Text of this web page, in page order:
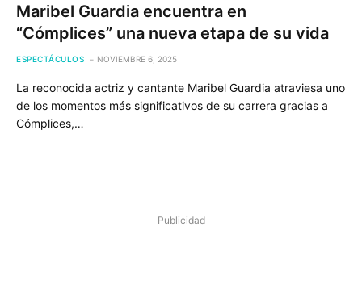
Maribel Guardia encuentra en
“Cómplices” una nueva etapa de su vida
ESPECTÁCULOS NOVIEMBRE 6, 2025
La reconocida actriz y cantante Maribel Guardia atraviesa uno
de los momentos más significativos de su carrera gracias a
Cómplices,…
Publicidad